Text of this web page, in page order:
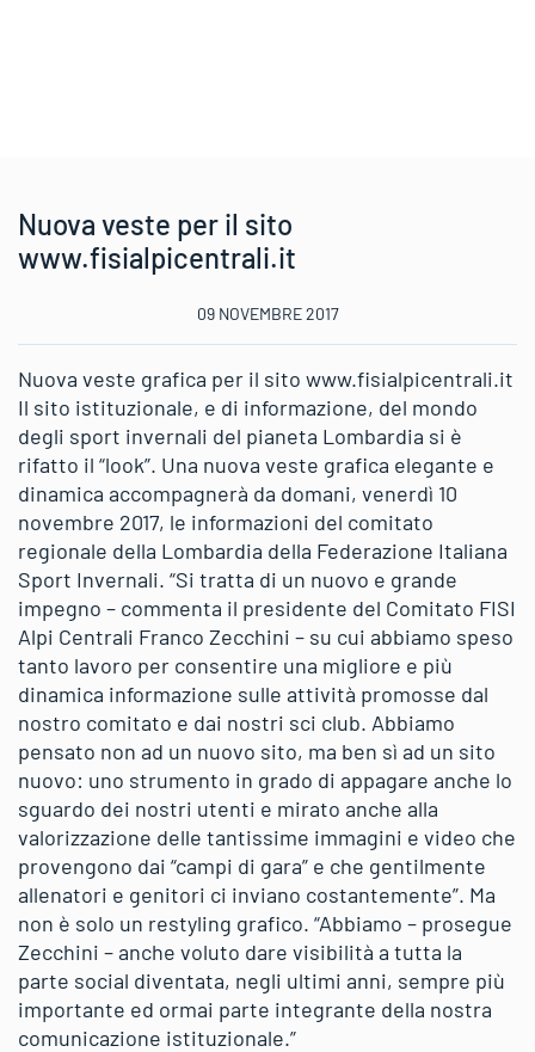
Nuova veste per il sito
www.fisialpicentrali.it
09 NOVEMBRE 2017
Nuova veste grafica per il sito www.fisialpicentrali.it
Il sito istituzionale, e di informazione, del mondo
degli sport invernali del pianeta Lombardia si è
rifatto il “look”. Una nuova veste grafica elegante e
dinamica accompagnerà da domani, venerdì 10
novembre 2017, le informazioni del comitato
regionale della Lombardia della Federazione Italiana
Sport Invernali. “Si tratta di un nuovo e grande
impegno – commenta il presidente del Comitato FISI
Alpi Centrali Franco Zecchini – su cui abbiamo speso
tanto lavoro per consentire una migliore e più
dinamica informazione sulle attività promosse dal
nostro comitato e dai nostri sci club. Abbiamo
pensato non ad un nuovo sito, ma ben sì ad un sito
nuovo: uno strumento in grado di appagare anche lo
sguardo dei nostri utenti e mirato anche alla
valorizzazione delle tantissime immagini e video che
provengono dai “campi di gara” e che gentilmente
allenatori e genitori ci inviano costantemente”. Ma
non è solo un restyling grafico. “Abbiamo – prosegue
Zecchini – anche voluto dare visibilità a tutta la
parte social diventata, negli ultimi anni, sempre più
importante ed ormai parte integrante della nostra
comunicazione istituzionale.”